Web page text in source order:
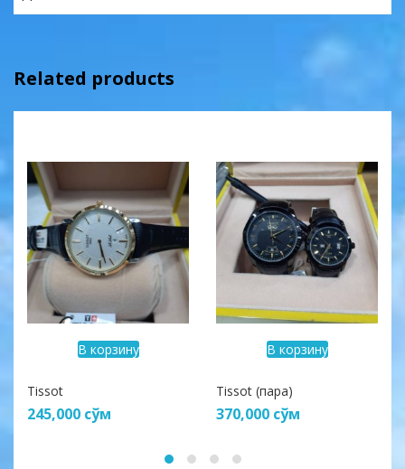
Related products
В корзину
Tissot
245,000 сўм
В корзину
Tissot (пара)
370,000 сўм